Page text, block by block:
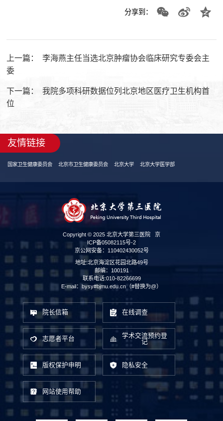
分享到：
上一篇：
李海燕主任当选北京肿瘤协会临床研究专委会主
委
下一篇：
我院多项科研数据位列北京地区医疗卫生机构首
位
友情链接
国家卫生健康委员会 北京市卫生健康委员会 北京大学 北京大学医学部
Copyright © 2025 北京大学第三医院 京
ICP备05082115号-2
京公网安备：110402430052号
地址:北京海淀区花园北路49号
邮编：100191
联系电话:010-82266699
E-mail：bysy#bjmu.edu.cn（#替换为@）
院长信箱 在线调查
志愿者平台
学术交流预约登
记
版权保护申明 隐私安全
网站使用帮助